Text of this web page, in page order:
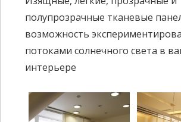
полупрозрачные тканевые
возможность
потоками солнечного света в
интерьере